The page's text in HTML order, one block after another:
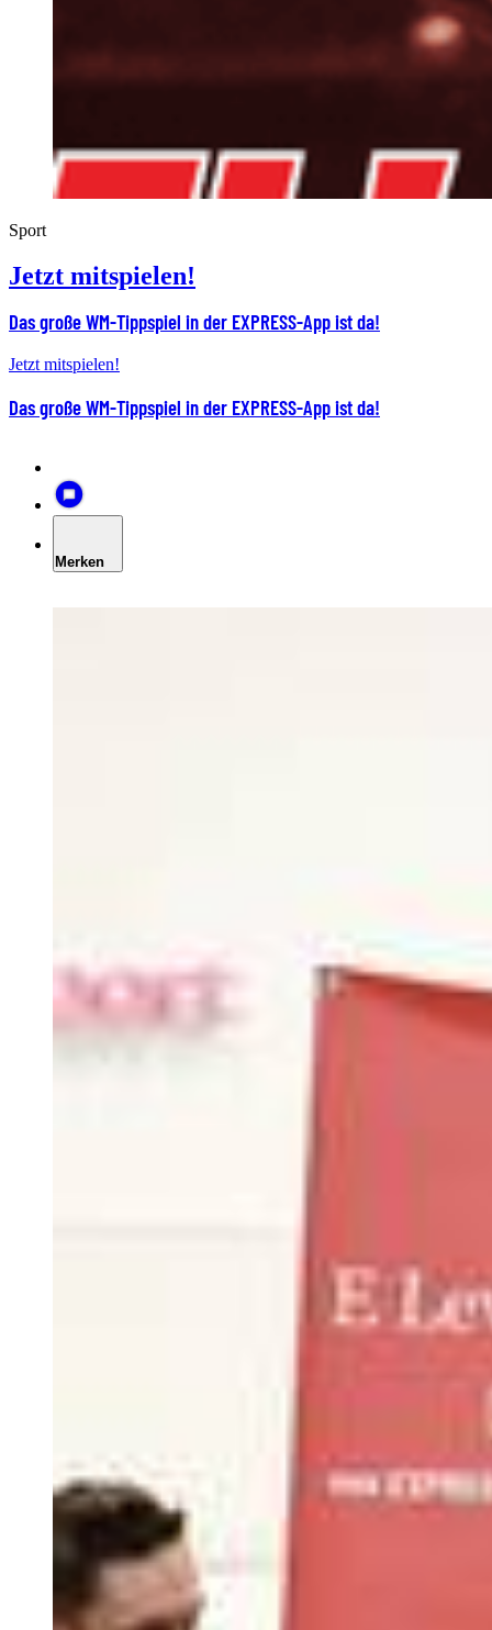
Sport
Jetzt mitspielen!
Das große WM-Tippspiel in der EXPRESS-App ist da!
Jetzt mitspielen!
Das große WM-Tippspiel in der EXPRESS-App ist da!
Merken